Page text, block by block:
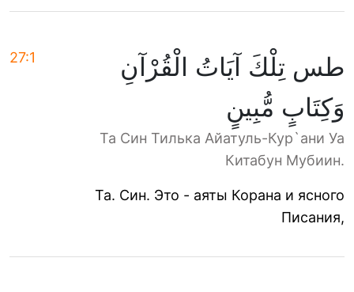
27:1
طس تِلْكَ آيَاتُ الْقُرْآنِ
وَكِتَابٍ مُّبِينٍ
Та Син Тилька Айатуль-Кур`ани Уа
Китабун Мубиин.
Та. Син. Это - аяты Корана и ясного
Писания,